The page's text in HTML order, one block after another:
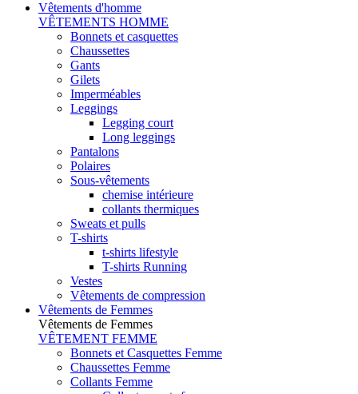
Vêtements d'homme
VÊTEMENTS HOMME
Bonnets et casquettes
Chaussettes
Gants
Gilets
Imperméables
Leggings
Legging court
Long leggings
Pantalons
Polaires
Sous-vêtements
chemise intérieure
collants thermiques
Sweats et pulls
T-shirts
t-shirts lifestyle
T-shirts Running
Vestes
Vêtements de compression
Vêtements de Femmes
Vêtements de Femmes
VÊTEMENT FEMME
Bonnets et Casquettes Femme
Chaussettes Femme
Collants Femme